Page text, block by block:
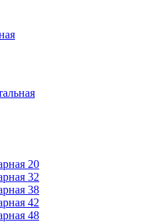
20
32
38
42
48